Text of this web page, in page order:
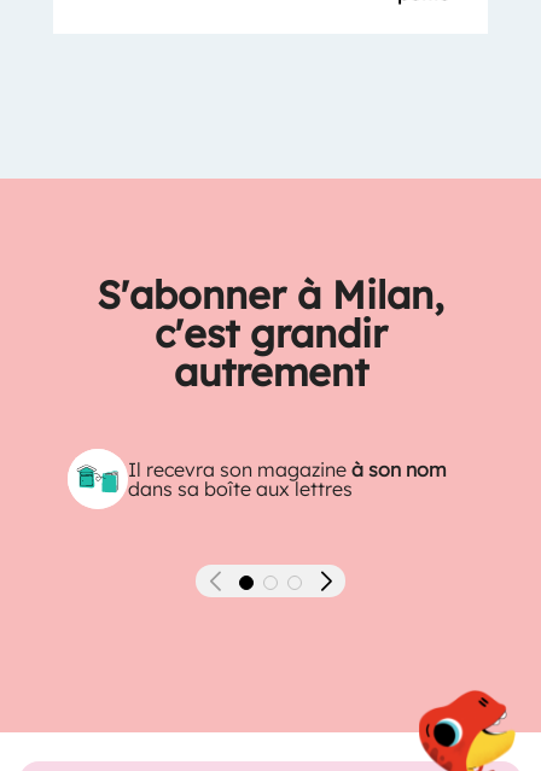
S'abonner à Milan,
c'est grandir
autrement
Il recevra son magazineà son nom
dans sa boîte aux lettres
Précédent Suivant